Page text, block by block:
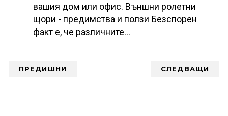
вашия дом или офис. Външни ролетни
щори - предимства и ползи Безспорен
факт е, че различните…
ПРЕДИШНИ СЛЕДВАЩИ